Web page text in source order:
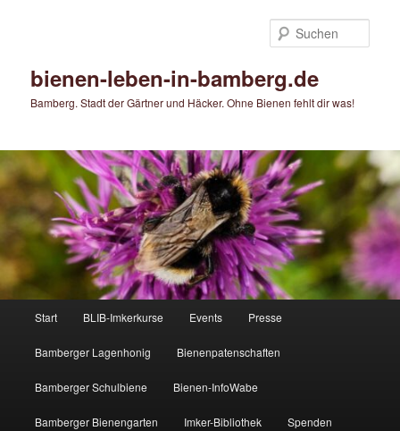
bienen-leben-in-bamberg.de
Bamberg. Stadt der Gärtner und Häcker. Ohne Bienen fehlt dir was!
Start BLIB-Imkerkurse Events Presse
Bamberger Lagenhonig Bienenpatenschaften
Bamberger Schulbiene Bienen-InfoWabe
Bamberger Bienengarten Imker-Bibliothek Spenden